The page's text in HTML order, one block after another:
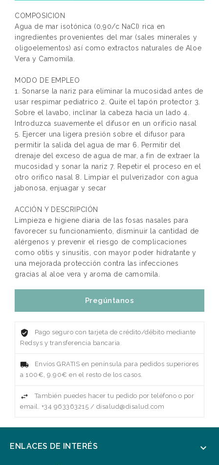
COMPOSICION
Agua de mar isotónica (0,90/c NaCI) rica en
ingredientes provenientes del mar (sales minerales y
oligoelementos) así como extractos naturales de Aloe
Vera y Camomila.
MODO DE EMPLEO
1. Sonarse la nariz para eliminar la mucosidad antes de
usar respimar pediatrico 2. Quite el tapón protector 3.
Sobre el lavabo, inclinar la cabeza hacia un lado 4.
Introduzca suavemente el difusor en un orificio nasal
5. Ejercer una ligera presión sobre el difusor para
permitir la salida del agua de mar 6. Permitir del
drenaje del exceso de agua de mar, a fin de extraer la
mucosidad y sonar la nariz 7. Repetir el proceso en el
otro orifico nasal 8. Limpiar el pulverizador con agua
jabonosa, enjuagar y secar
ACCIÓN Y DESCRIPCIÓN
Limpieza e higiene diaria de las fosas nasales para
favorecer su funcionamiento, disminuir la cantidad de
alérgenos y prevenir el riesgo de complicaciones
como otitis y sinusitis, con mayor poder hidratante y
una mejorada protección contra las infecciones
gracias al aloe vera y aroma de camomila.
Pregúntanos
Pago seguro con tarjeta de crédito/débito mediante
Redsys y transferencia bancaria.
Envíos GRATIS en península para pedidos superiores
a 100€, 9.90€ en el resto de los casos.
También puedes hacer tu pedido por teléfono o por
email. +34 963363215 / disalud@disalud.com
ENLACES DE INTERÉS 